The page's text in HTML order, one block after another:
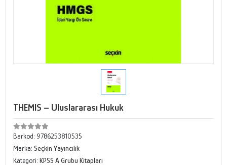
THEMIS – Uluslararası Hukuk
Barkod: 9786253810535
Marka: Seçkin Yayıncılık
Kategori: KPSS A Grubu Kitapları